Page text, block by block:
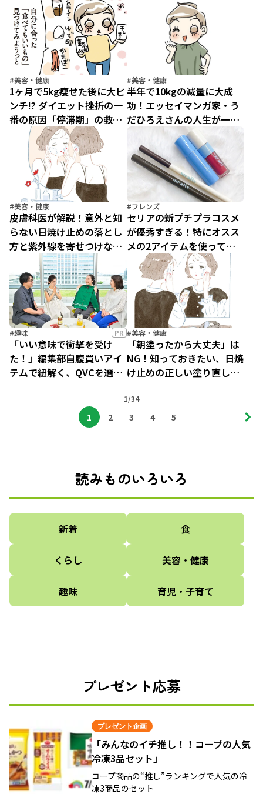
時短コスメ大賞】
#美容・健康
1ヶ月で5kg痩せた後に大ピ
ンチ!? ダイエット挫折の一
番の原因「停滞期」の救世
#美容・健康
半年で10kgの減量に大成
功！エッセイマンガ家・う
だひろえさんの人生が一変
したダイエットとは？
#美容・健康
皮膚科医が解説！意外と知
らない日焼け止めの落とし
方と紫外線を寄せつけない
工夫【UVケアの正解】
#フレンズ
セリアの新プチプラコスメ
が優秀すぎる！特にオスス
メの2アイテムを使ってみ
PR
#趣味
「いい意味で衝撃を受け
た！」編集部自腹買いアイ
テムで紐解く、QVCを選ぶ
#美容・健康
「朝塗ったから大丈夫」は
NG！知っておきたい、日焼
け止めの正しい塗り直し方
1/34
1 2 3 4 5
読みものいろいろ
新着 食
くらし 美容・健康
趣味 育児・子育て
プレゼント応募
プレゼント企画
「みんなのイチ推し！！コープの人気
冷凍3品セット」
コープ商品の“推し”ランキングで人気の冷
凍3商品のセット